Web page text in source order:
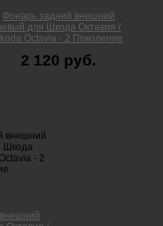
Фонарь задний внешний
для Шкода Октавия /
Octavia - 2 Поколение
2 120 руб.